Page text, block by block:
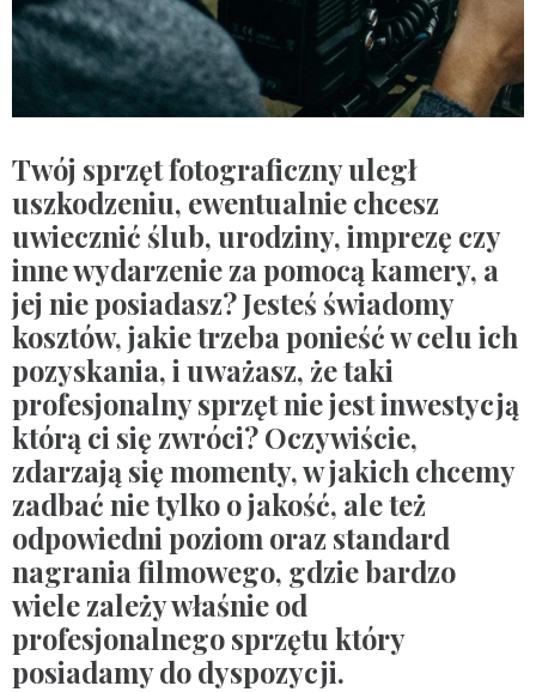
Twój sprzęt fotograficzny uległ
uszkodzeniu, ewentualnie chcesz
uwiecznić ślub, urodziny, imprezę czy
inne wydarzenie za pomocą kamery, a
jej nie posiadasz? Jesteś świadomy
kosztów, jakie trzeba ponieść w celu ich
pozyskania, i uważasz, że taki
profesjonalny sprzęt nie jest inwestycją
którą ci się zwróci? Oczywiście,
zdarzają się momenty, w jakich chcemy
zadbać nie tylko o jakość, ale też
odpowiedni poziom oraz standard
nagrania filmowego, gdzie bardzo
wiele zależy właśnie od
profesjonalnego sprzętu który
posiadamy do dyspozycji.